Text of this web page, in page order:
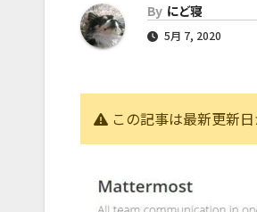
By にど寝
5月 7, 2020
この記事は最新更新